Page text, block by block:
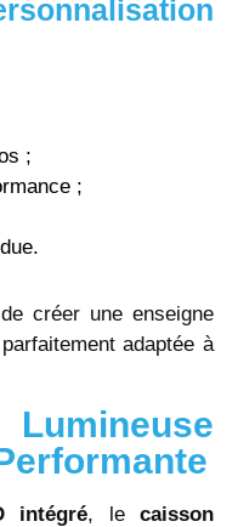
;
;
créer une enseigne
adaptée à
intégré, lecaisson